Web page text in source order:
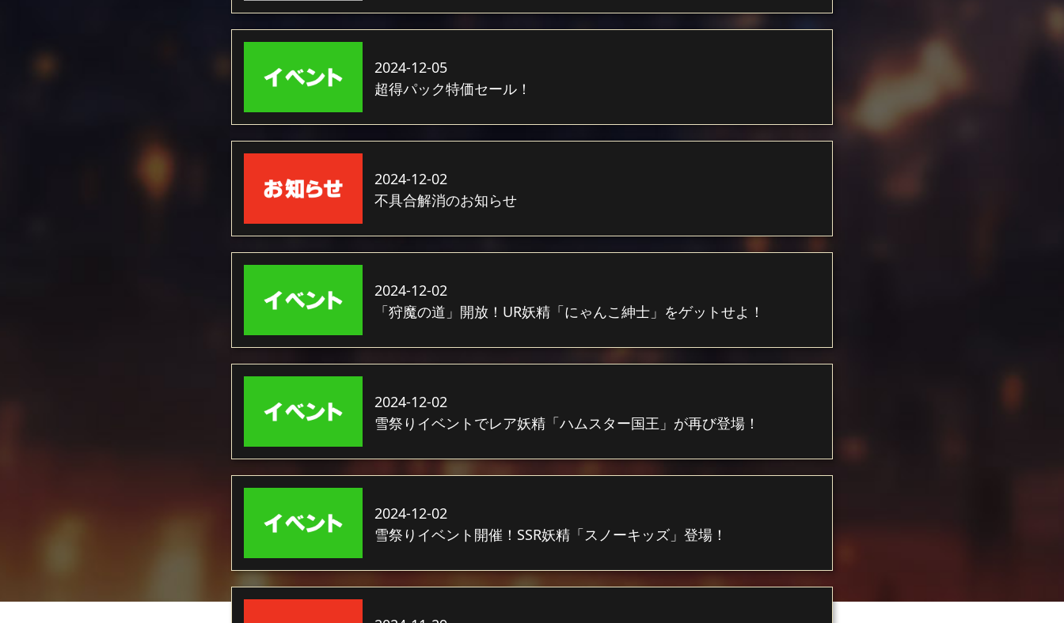
2024-12-05
超得パック特価セール！
2024-12-02
不具合解消のお知らせ
2024-12-02
「狩魔の道」開放！UR妖精「にゃんこ紳士」をゲットせよ！
2024-12-02
雪祭りイベントでレア妖精「ハムスター国王」が再び登場！
2024-12-02
雪祭りイベント開催！SSR妖精「スノーキッズ」登場！